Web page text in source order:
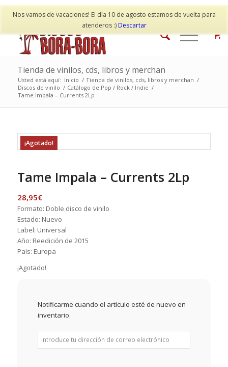
Nos vamos de vacaciones! El día 10 de agosto estamos de vuelta para
atenderos :)Descartar
Mi cuenta Contacto
Tienda de vinilos, cds, libros y merchan
Usted está aquí: Inicio / Tienda de vinilos, cds, libros y merchan /
Discos de vinilo / Catálogo de Pop / Rock / Indie /
Tame Impala – Currents 2Lp
¡Agotado!
Tame Impala – Currents 2Lp
28,95€
Formato: Doble disco de vinilo
Estado: Nuevo
Label: Universal
Año: Reedición de 2015
País: Europa
¡Agotado!
Notificarme cuando el artículo esté de nuevo en
inventario.